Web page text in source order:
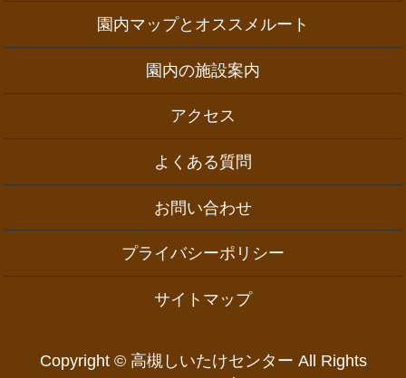
園内マップとオススメルート
園内の施設案内
アクセス
よくある質問
お問い合わせ
プライバシーポリシー
サイトマップ
Copyright © 高槻しいたけセンター All Rights